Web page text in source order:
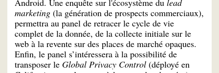
Android. Une enquête sur l'écosystème du lead
marketing (la génération de prospects commerciaux),
permettra au panel de retracer le cycle de vie
complet de la donnée, de la collecte initiale sur le
web à la revente sur des places de marché opaques.
Enfin, le panel s’intéressera à la possibilité de
transposer le Global Privacy Control (déployé en